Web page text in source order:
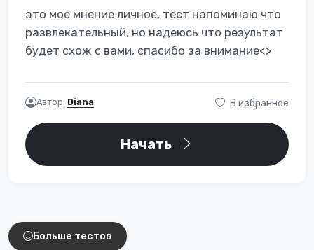
это мое мнение личное, тест напоминаю что
развлекательный, но надеюсь что результат
будет схож с вами, спасибо за внимание<>
Автор: Diana В избранное
Начать
Интересные тесты
Больше тестов